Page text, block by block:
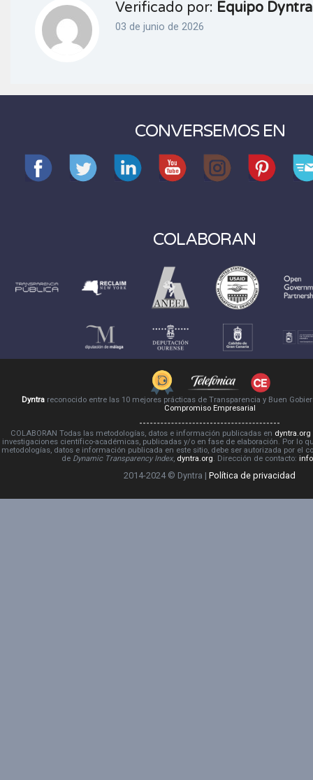
Verificado por: Equipo Dyntra
03 de junio de 2026
CONVERSEMOS EN
COLABORAN
Dyntrareconocido entre las 10 mejores prácticas de Transparencia y Buen
Compromiso Empresarial
COLABORAN Todas las metodologías, datos e información publicadas en dyntra.org
investigaciones científico-académicas, publicadas y/o en fase de elaboración. Por lo
metodologías, datos e información publicada en este sitio, debe ser autorizada por el
de Dynamic Transparency Index, dyntra.org. Dirección de contacto:
2014-2024 © Dyntra | Política de privacidad